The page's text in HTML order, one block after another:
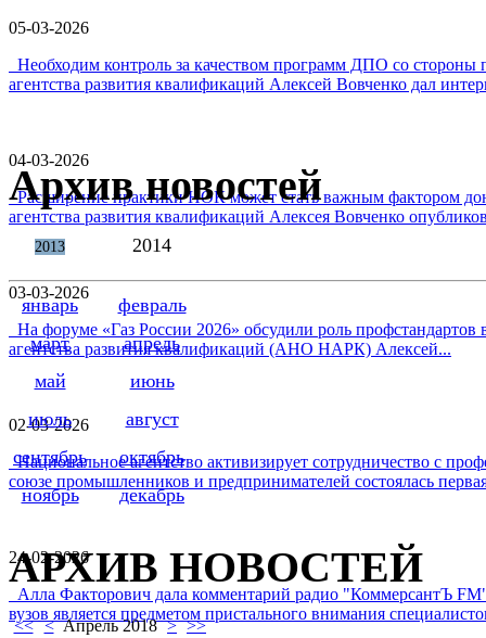
05-03-2026
Необходим контроль за качеством программ ДПО со
агентства развития квалификаций Алексей Вовченко дал
04-03-2026
Расширение практики НОК может стать важным фактором
агентства развития квалификаций Алексея Вовченко
03-03-2026
На форуме «Газ России 2026» обсудили роль
агентства развития квалификаций (АНО НАРК) Алексей...
02-03-2026
Национальное агентство активизирует сотрудничество с
союзе промышленников и предпринимателей состоялась
24-02-2026
Алла Факторович дала комментарий радио "КоммерсантЪ
вузов является предметом пристального внимания
Архив новостей
2013 2014
январь
февраль
март
апрель
май
июнь
июль
август
сентябрь
октябрь
ноябрь
декабрь
АРХИВ НОВОСТЕЙ
<< < Апрель 2018 > >>